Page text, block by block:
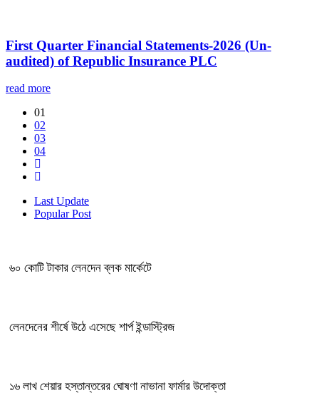
‎First Quarter Financial Statements-2026 (Un-
audited) of Republic Insurance PLC
read more
01
02
03
04
Last Update
Popular Post
৬০ কোটি টাকার লেনদেন ব্লক মার্কেটে
লেনদেনের শীর্ষে উঠে এসেছে শার্প ইন্ডাস্ট্রিজ
১৬ লাখ শেয়ার হস্তান্তরের ঘোষণা নাভানা ফার্মার উদোক্তা